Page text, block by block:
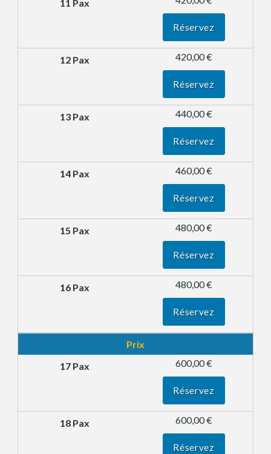
Réservez
420,00 €
Réservez
440,00 €
Réservez
460,00 €
Réservez
480,00 €
Réservez
480,00 €
Réservez
Prix
600,00 €
Réservez
600,00 €
Réservez